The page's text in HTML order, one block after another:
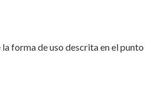
forma de uso descrita en el